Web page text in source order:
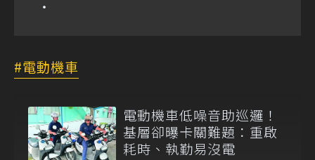
電動機車
電動機車低噪音助巡邏！
基層卻曝卡關難題：重啟
耗時、執勤易沒電